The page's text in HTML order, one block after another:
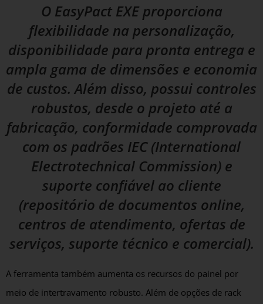
O EasyPact EXE proporciona
flexibilidade na personalização,
disponibilidade para pronta entrega e
ampla gama de dimensões e economia
de custos. Além disso, possui controles
robustos, desde o projeto até a
fabricação, conformidade comprovada
com os padrões IEC (International
Electrotechnical Commission) e
suporte confiável ao cliente
(repositório de documentos online,
centros de atendimento, ofertas de
serviços, suporte técnico e comercial).
A ferramenta também aumenta os recursos do painel por
meio de intertravamento robusto. Além de opções de rack